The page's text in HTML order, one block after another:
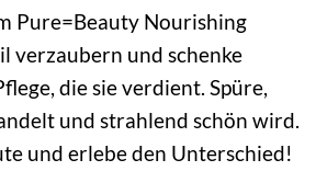
Pure=Beauty Nourishing
verzaubern und schenke
die sie verdient. Spüre,
und strahlend schön wird.
und erlebe den Unterschied!